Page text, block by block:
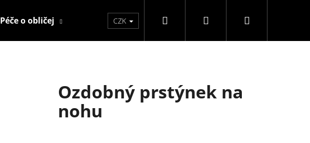
Péče o obličej Péče o ruce Péče o nohy F3 kolekce
CZK Hledat PřihlášeníNákupní
Ozdobný prstýnek na
nohu